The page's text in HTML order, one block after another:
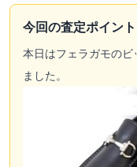
今回の査定ポイント
本日はフェラガモのビ
ました。